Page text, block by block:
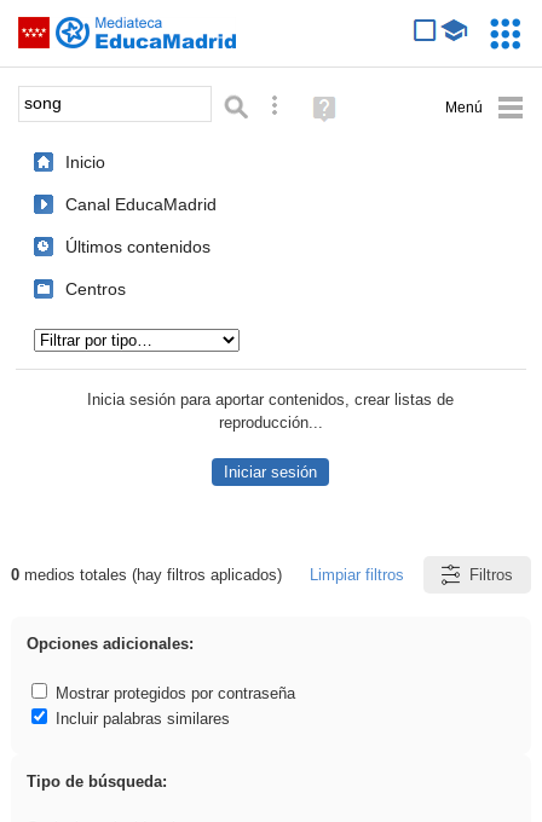
Saltar navegación
Palabra o frase: Búsqueda avanzada
Ayuda
(en
Inicio
Canal EducaMadrid
Últimos contenidos
Centros
Inicia sesión para aportar contenidos, crear listas de
reproducción...
Iniciar sesión
Resultados de: song
0medios totales (hay filtros aplicados) Limpiar filtros Filtros
Opciones adicionales:
Mostrar protegidos por contraseña
Incluir palabras similares
Tipo de búsqueda: